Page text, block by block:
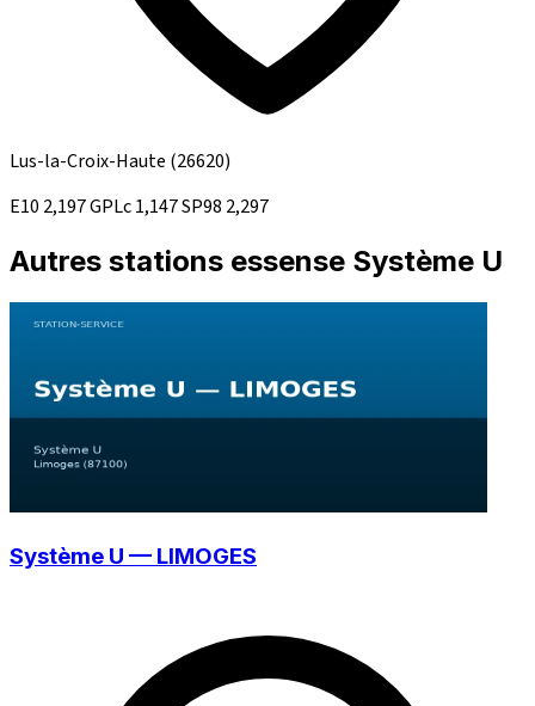
Lus-la-Croix-Haute (26620)
E10 2,197GPLc1,147SP98 2,297
Autres stations essense Système U
Système U — LIMOGES